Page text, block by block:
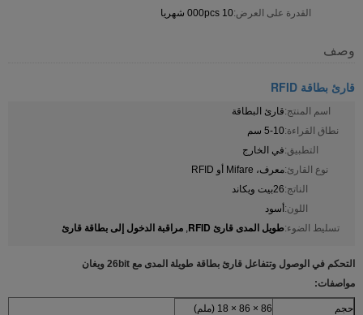
القدرة على العرض:10 000pcs شهريا
وصف
قارئ بطاقة RFID
اسم المنتج:قارئ البطاقة
نطاق القراءة:5-10 سم
التطبيق:في الخارج
نوع القارئ:معرف، Mifare أو RFID
الناتج:26بيت ويكاند
اللون:أسود
تسليط الضوء:طويل المدى قارئ RFID , مراقبة الدخول إلى بطاقة قارئ
التحكم في الوصول وتتفاعل قارئ بطاقة طويلة المدى مع 26bit ويغان
مواصفات:
حجم
86 × 86 × 18 (ملم)